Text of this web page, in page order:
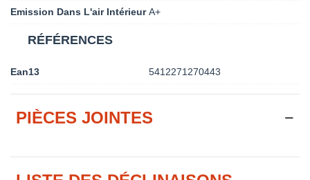
Emission Dans L'air Intérieur A+
RÉFÉRENCES
Ean13 5412271270443
PIÈCES JOINTES